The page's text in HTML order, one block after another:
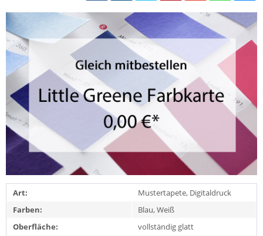
Art:
Mustertapete, Digitaldruck
Farben:
Blau, Weiß
Oberfläche:
vollständig glatt